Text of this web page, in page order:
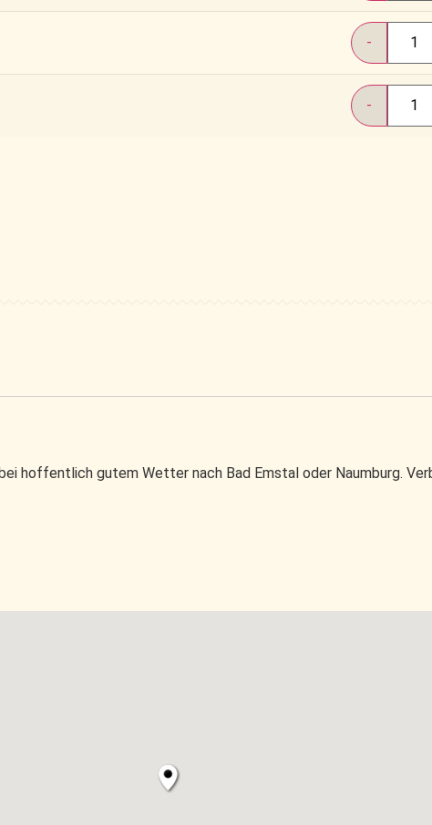
hoffentlich gutem Wetter nach Bad Emstal oder Naumburg.